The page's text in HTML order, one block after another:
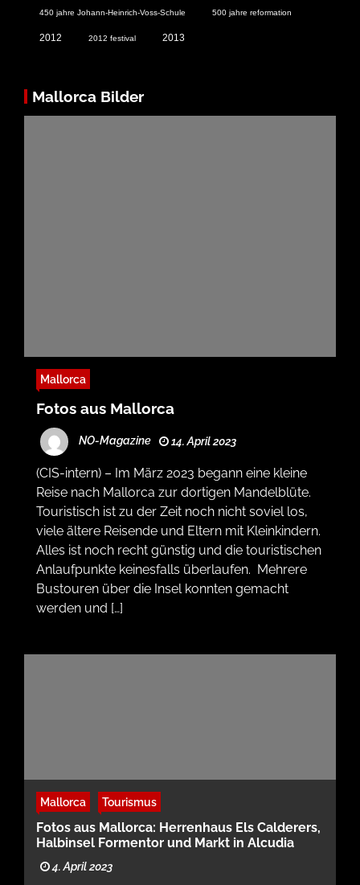
450 jahre Johann-Heinrich-Voss-Schule 500 jahre reformation
2012 2012 festival 2013
Mallorca Bilder
Mallorca
Fotos aus Mallorca
NO-Magazine 14. April 2023
(CIS-intern) – Im März 2023 begann eine kleine
Reise nach Mallorca zur dortigen Mandelblüte.
Touristisch ist zu der Zeit noch nicht soviel los,
viele ältere Reisende und Eltern mit Kleinkindern.
Alles ist noch recht günstig und die touristischen
Anlaufpunkte keinesfalls überlaufen. Mehrere
Bustouren über die Insel konnten gemacht
werden und […]
Mallorca Tourismus
Fotos aus Mallorca: Herrenhaus Els Calderers,
Halbinsel Formentor und Markt in Alcudia
4. April 2023